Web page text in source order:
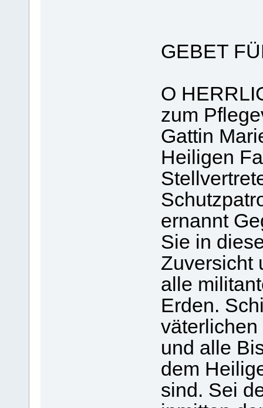
GEBET
O
zum
Gattin
Heiligen
ernannt
Sie in
Zuversicht
alle
Erden.
und alle
dem
sind. Sei